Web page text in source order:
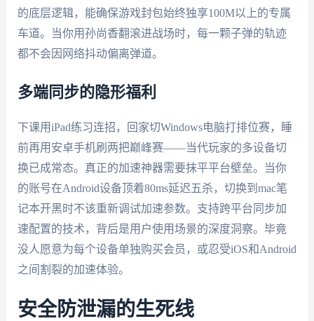
的底层逻辑，能确保游戏封包始终独享100M以上的专属
车道。当你用孙尚香翻滚进战场时，每一颗子弹的轨迹
都不会因网络抖动偏离弹道。
多端同步的隐形福利
下课用iPad练习连招，回家切Windows电脑打排位赛，睡
前再用安卓手机刷两把巅峰赛——当代玩家的多设备切
换已成常态。真正的加速神器需要抹平平台壁垒。当你
的账号在Android设备顶着80ms延迟五杀，切换到mac笔
记本开黑时不该重新调试加速参数。支持跨平台同步加
速配置的技术，背后是用户使用场景的深度洞察。毕竟
没人愿意为每个设备单独购买会员，或忍受iOS和Android
之间割裂的加速体验。
安全防泄漏的生死线